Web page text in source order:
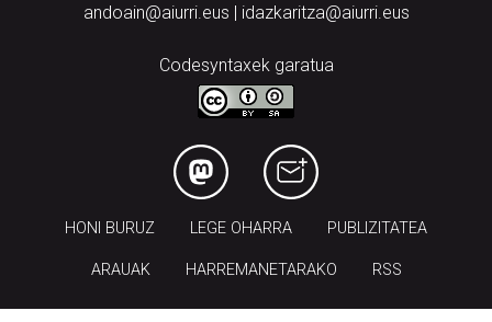
andoain@aiurri.eus | idazkaritza@aiurri.eus
Codesyntaxek garatua
HONI BURUZ LEGE OHARRA PUBLIZITATEA
ARAUAK HARREMANETARAKO RSS